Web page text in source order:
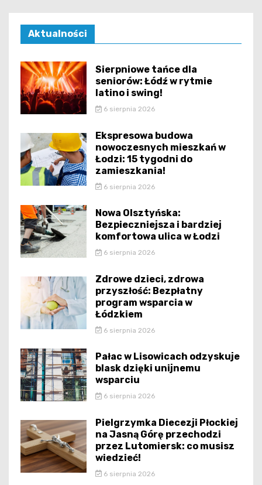
Aktualności
Sierpniowe tańce dla
seniorów: Łódź w rytmie
latino i swing!
6 sierpnia 2026
Ekspresowa budowa
nowoczesnych mieszkań w
Łodzi: 15 tygodni do
zamieszkania!
6 sierpnia 2026
Nowa Olsztyńska:
Bezpieczniejsza i bardziej
komfortowa ulica w Łodzi
6 sierpnia 2026
Zdrowe dzieci, zdrowa
przyszłość: Bezpłatny
program wsparcia w
Łódzkiem
6 sierpnia 2026
Pałac w Lisowicach odzyskuje
blask dzięki unijnemu
wsparciu
6 sierpnia 2026
Pielgrzymka Diecezji Płockiej
na Jasną Górę przechodzi
przez Lutomiersk: co musisz
wiedzieć!
6 sierpnia 2026